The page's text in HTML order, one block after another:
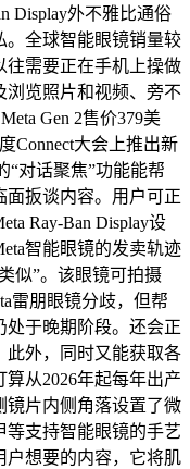
Display外不雅比通俗
。全球智能眼镜销量较
往需要正在手机上操做
浏览照片和视频、旁不
Gen 2售价379美
Connect大会上推出新
“对话聚焦”功能能帮
扳谈内容。用户可正
Ray-Ban Display设
智能眼镜的发卖轨迹
似”。该眼镜可拍摄
雷朋眼镜分歧，但帮
于晚期阶段。还会正
此外，同时又能获取各
从2026年起每年出产
镜片内侧角落设置了微
等支持智能眼镜的手艺
户想要的内容，它将肌